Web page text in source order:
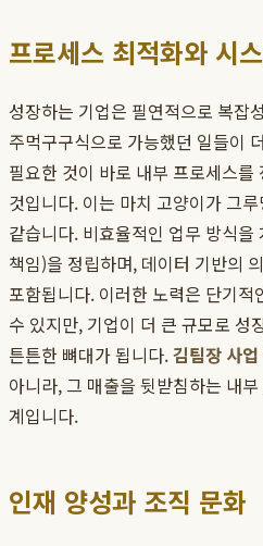
프로세스 최적화와 시
성장하는 기업은 필연적으로 복잡
주먹구구식으로 가능했던 일들이
필요한 것이 바로 내부 프로세스
것입니다. 이는 마치 고양이가 그
같습니다. 비효율적인 업무 방식
책임)을 정립하며, 데이터 기반의
포함됩니다. 이러한 노력은 단기
수 있지만, 기업이 더 큰 규모로 성
튼튼한 뼈대가 됩니다.김팀장 사업
아니라, 그 매출을 뒷받침하는 내
계입니다.
인재 양성과 조직 문화